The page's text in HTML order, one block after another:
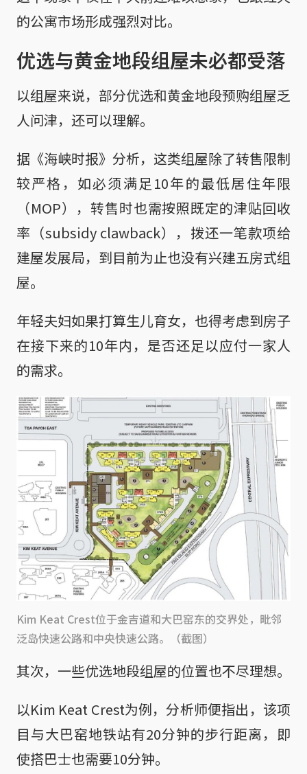
的公寓市场形成强烈对比。
优选与黄金地段组屋未必都受落
以组屋来说，部分优选和黄金地段预购组屋乏
人问津，还可以理解。
据《海峡时报》分析，这类组屋除了转售限制
较严格，如必须满足10年的最低居住年限
（MOP），转售时也需按照既定的津贴回收
率（subsidy clawback），拨还一笔款项给
建屋发展局，到目前为止也没有兴建五房式组
屋。
年轻夫妇如果打算生儿育女，也得考虑到房子
在接下来的10年内，是否还足以应付一家人
的需求。
Kim Keat Crest位于金吉道和大巴窑东的交界处，毗邻
泛岛快速公路和中央快速公路。（截图）
其次，一些优选地段组屋的位置也不尽理想。
以Kim Keat Crest为例，分析师便指出，该项
目与大巴窑地铁站有20分钟的步行距离，即
使搭巴士也需要10分钟。